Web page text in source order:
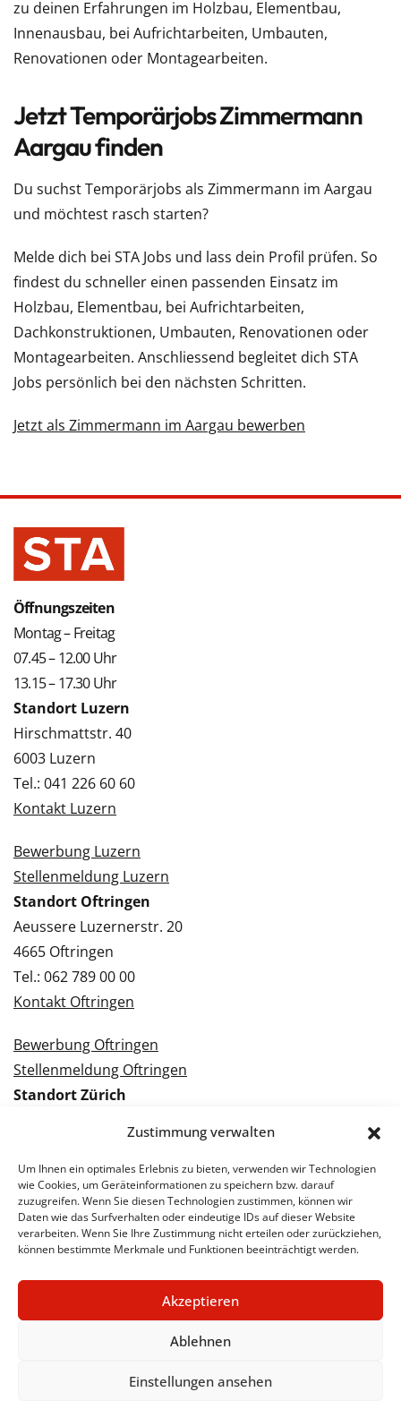
Zustimmung verwalten
Um Ihnen ein optimales Erlebnis zu bieten, verwenden wir Technologien
wie Cookies, um Geräteinformationen zu speichern bzw. darauf
zuzugreifen. Wenn Sie diesen Technologien zustimmen, können wir
Daten wie das Surfverhalten oder eindeutige IDs auf dieser Website
verarbeiten. Wenn Sie Ihre Zustimmung nicht erteilen oder zurückziehen,
können bestimmte Merkmale und Funktionen beeinträchtigt werden.
Akzeptieren
Ablehnen
Einstellungen ansehen
zu deinen Erfahrungen im Holzbau, Elementbau,
Innenausbau, bei Aufrichtarbeiten, Umbauten,
Renovationen oder Montagearbeiten.
Jetzt Temporärjobs Zimmermann
Aargau finden
Du suchst Temporärjobs als Zimmermann im Aargau
und möchtest rasch starten?
Melde dich bei STA Jobs und lass dein Profil prüfen. So
findest du schneller einen passenden Einsatz im
Holzbau, Elementbau, bei Aufrichtarbeiten,
Dachkonstruktionen, Umbauten, Renovationen oder
Montagearbeiten. Anschliessend begleitet dich STA
Jobs persönlich bei den nächsten Schritten.
Jetzt als Zimmermann im Aargau bewerben
Öffnungszeiten
Montag – Freitag
07.45 – 12.00 Uhr
13.15 – 17.30 Uhr
Standort Luzern
Hirschmattstr. 40
6003 Luzern
Tel.: 041 226 60 60
Kontakt Luzern
Bewerbung Luzern
Stellenmeldung Luzern
Standort Oftringen
Aeussere Luzernerstr. 20
4665 Oftringen
Tel.: 062 789 00 00
Kontakt Oftringen
Bewerbung Oftringen
Stellenmeldung Oftringen
Standort Zürich
Tel.: 043 288 38 88
Kontakt Zürich
Bewerbung Zürich
ImpressumDatenschutzerklärung